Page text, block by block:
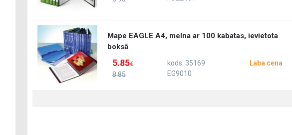
Mape EAGLE A4, melna ar 100 kabatas, ievietota
boksā
8.85
5.85€
kods: 35169
EG9010
Laba cena